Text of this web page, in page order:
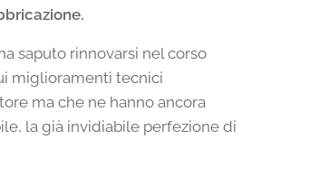
saputo rinnovarsi nel corso
miglioramenti tecnici
ma che ne hanno ancora
la già invidiabile perfezione di